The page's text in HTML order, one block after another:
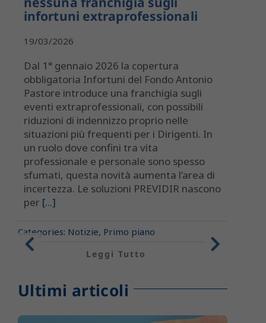
infortuni extraprofessionali
19/03/2026
Dal 1° gennaio 2026 la copertura
obbligatoria Infortuni del Fondo Antonio
Pastore introduce una franchigia sugli
eventi extraprofessionali, con possibili
riduzioni di indennizzo proprio nelle
situazioni più frequenti per i Dirigenti. In
un ruolo dove confini tra vita
professionale e personale sono spesso
sfumati, questa novità aumenta l’area di
incertezza. Le soluzioni PREVIDIR nascono
per [...]
Categories: Notizie, Primo piano
Leggi Tutto
Ultimi articoli